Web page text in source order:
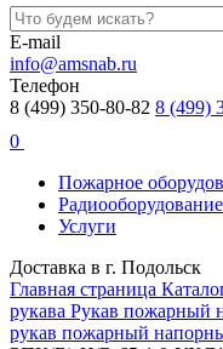
E-mail
info@amsnab.ru
Телефон
8 (499) 350-80-82 8 (499)
0
Пожарное
Радиооборудование
Услуги
Доставка в г. Подольск
Главная страница
рукава Рукав пожарный
рукав пожарный